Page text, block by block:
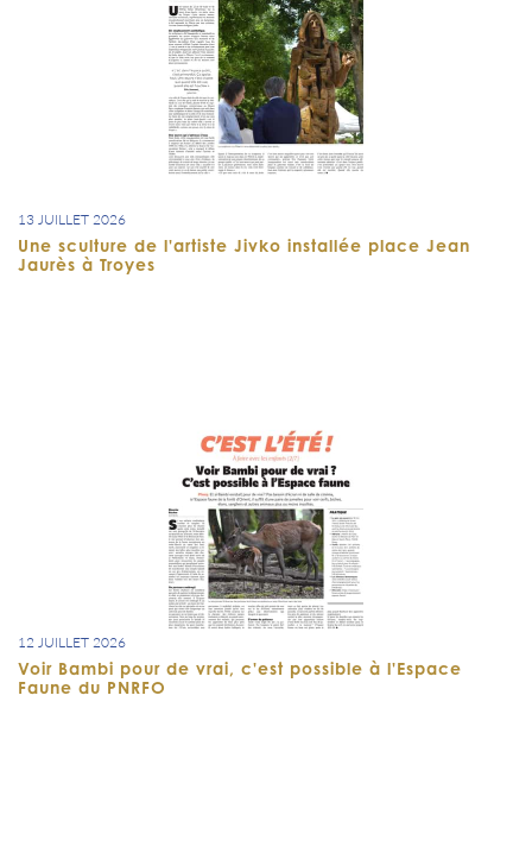
13 JUILLET 2026
Une sculture de l'artiste Jivko installée place Jean
Jaurès à Troyes
12 JUILLET 2026
Voir Bambi pour de vrai, c'est possible à l'Espace
Faune du PNRFO